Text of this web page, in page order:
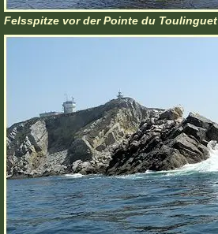
Felsspitze vor der Pointe du Toulinguet